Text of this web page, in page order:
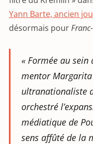
Yann Barte, ancien
désormais pour
« Formée au
mentor
ultranationaliste
orchestré
médiatique de
sens affûté de la